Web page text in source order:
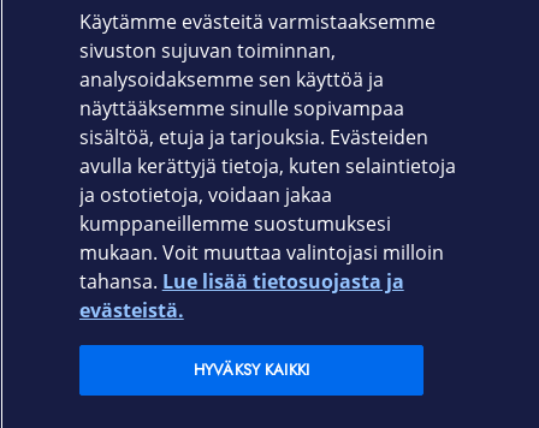
näppäimistöä, joka antaa selkeän painallusvasteen, ja
jonka painalluksiin tietokone reagoi äärimmäisen
tarkasti ja nopeasti. Usein pelaajat ja koodarit suosivat
tällaista näppäimistöä, vaikka ne voivat olla hiukan
äänekkäämpiä erilaisen toimitaperiaatteen vuoksi.
Elisa.fi
Elisa Oyj
Käytämme evästeitä varmistaaksemme
sivuston sujuvan toiminnan,
analysoidaksemme sen käyttöä ja
näyttääksemme sinulle sopivampaa
sisältöä, etuja ja tarjouksia. Evästeiden
avulla kerättyjä tietoja, kuten selaintietoja
ja ostotietoja, voidaan jakaa
kumppaneillemme suostumuksesi
mukaan. Voit muuttaa valintojasi milloin
tahansa. Lue lisää tietosuojasta ja
evästeistä.
HYVÄKSY KAIKKI